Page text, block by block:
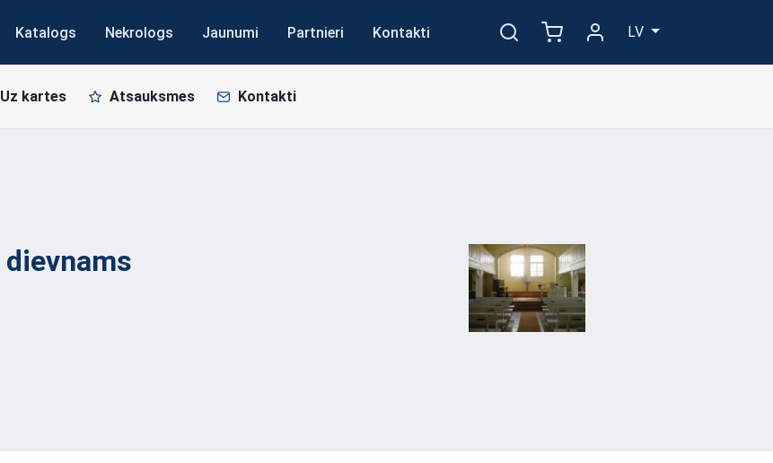
Katalogs Nekrologs Jaunumi Partnieri Kontakti LV
Uz kartes Atsauksmes Kontakti
dievnams